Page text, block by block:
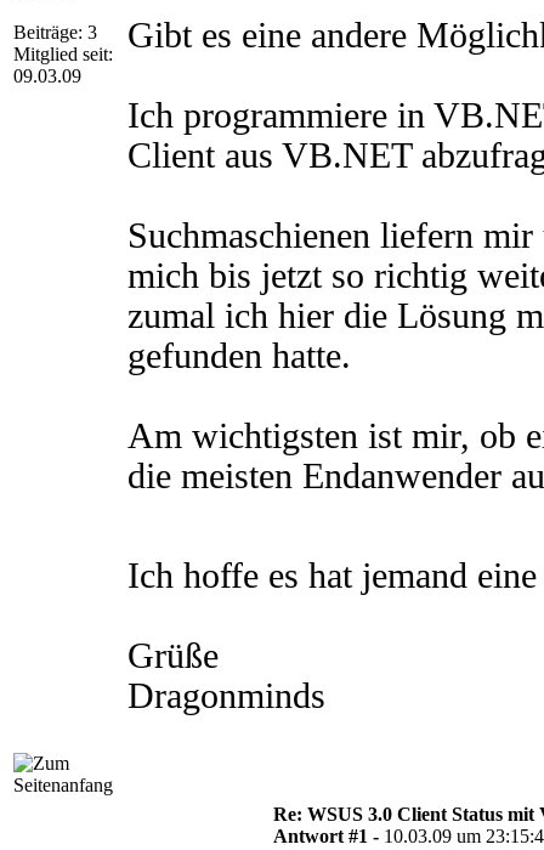
Beiträge: 3
Mitglied seit:
09.03.09
Gibt es eine andere
Ich programmiere in
Client aus VB.NET
Suchmaschienen liefern
mich bis jetzt so richtig
zumal ich hier die Lösung
gefunden hatte.
Am wichtigsten ist mir, ob
die meisten Endanwender
Ich hoffe es hat jemand
Grüße
Dragonminds
Re: WSUS 3.0 Client Status
Antwort #1 - 10.03.09 um